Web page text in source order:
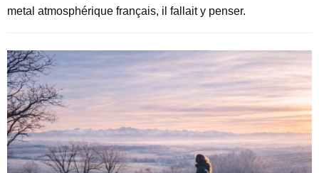
metal atmosphérique français, il fallait y penser.